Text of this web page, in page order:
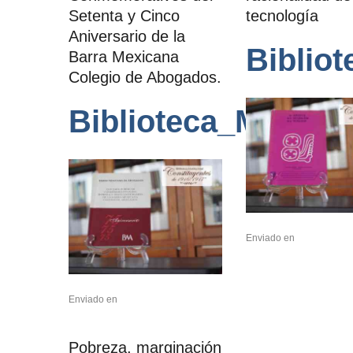
Setenta y Cinco
Aniversario de la
Barra Mexicana
Colegio de Abogados.
Enviado en
tecnología
Enviado en
Pobreza, marginación